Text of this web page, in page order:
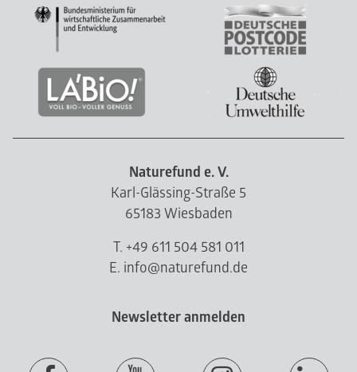
Naturefund e. V.
Karl-Glässing-Straße 5
65183 Wiesbaden
T. +49 611 504 581 011
E. info@naturefund.de
Newsletter anmelden